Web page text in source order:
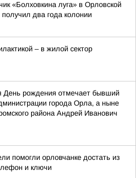
«Болховкина луга» в Орловской
получил два года колонии
– в жилой сектор
День рождения отмечает бывший
города Орла, а ныне
района Андрей Иванович
помогли орловчанке достать из
и ключи